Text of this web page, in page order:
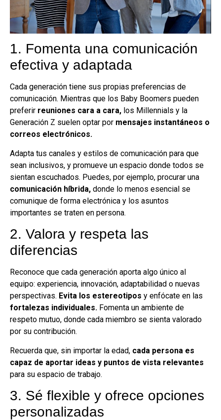
1. Fomenta una comunicación
efectiva y adaptada
Cada generación tiene sus propias preferencias de
comunicación. Mientras que los Baby Boomers pueden
preferir reuniones cara a cara, los Millennials y la
Generación Z suelen optar por mensajes instantáneos o
correos electrónicos.
Adapta tus canales y estilos de comunicación para que
sean inclusivos, y promueve un espacio donde todos se
sientan escuchados. Puedes, por ejemplo, procurar una
comunicación híbrida, donde lo menos esencial se
comunique de forma electrónica y los asuntos
importantes se traten en persona.
2. Valora y respeta las
diferencias
Reconoce que cada generación aporta algo único al
equipo: experiencia, innovación, adaptabilidad o nuevas
perspectivas. Evita los estereotipos y enfócate en las
fortalezas individuales. Fomenta un ambiente de
respeto mutuo, donde cada miembro se sienta valorado
por su contribución.
Recuerda que, sin importar la edad, cada persona es
capaz de aportar ideas y puntos de vista relevantes
para su espacio de trabajo.
3. Sé flexible y ofrece opciones
personalizadas